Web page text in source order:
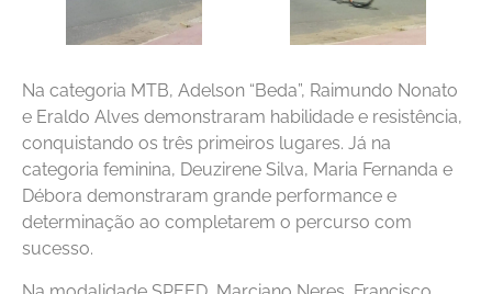
Na categoria MTB, Adelson “Beda”, Raimundo Nonato
e Eraldo Alves demonstraram habilidade e resistência,
conquistando os três primeiros lugares. Já na
categoria feminina, Deuzirene Silva, Maria Fernanda e
Débora demonstraram grande performance e
determinação ao completarem o percurso com
sucesso.